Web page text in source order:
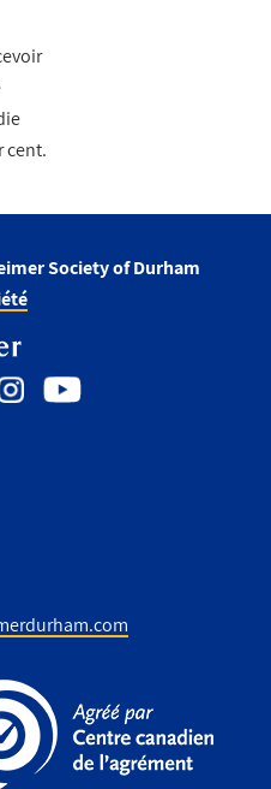
cent.
Society of Durham